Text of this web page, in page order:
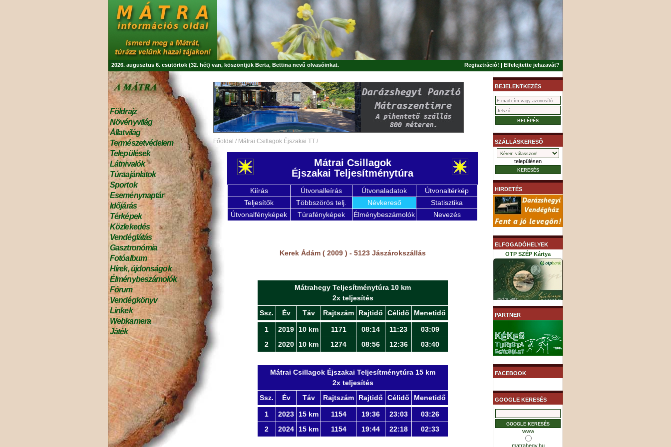
2026. augusztus 6. csütörtök (32. hét) van, köszöntjük Berta, Bettina nevű olvasóinkat. Regisztráció! | Elfelejtette jelszavát?
Földrajz
Növényvilág
Állatvilág
Természetvédelem
Települések
Látnivalók
Túraajánlatok
Sportok
Eseménynaptár
Időjárás
Térképek
Közlekedés
Vendéglátás
Gasztronómia
Fotóalbum
Hírek, újdonságok
Élménybeszámolók
Fórum
Vendégkönyv
Linkek
Webkamera
Játék
Főoldal / Mátrai Csillagok Éjszakai TT /
Mátrai Csillagok
Éjszakai Teljesítménytúra
Kiírás Útvonalleírás Útvonaladatok
Útvonaltérkép
Teljesítők
Többszörös telj. Névkereső
Statisztika
Útvonalfényképek
Túrafényképek Élménybeszámolók Nevezés
Kerek Ádám ( 2009 ) - 5123 Jászárokszállás
Mátrahegy Teljesítménytúra 10 km
2x teljesítés
Ssz.
Év Táv Rajtszám Rajtidő Célidő Menetidő
1 2019 10 km 1171 08:14 11:23
03:09
2
2020 10 km 1274 08:56 12:36 03:40
Mátrai Csillagok Éjszakai Teljesítménytúra 15 km
2x teljesítés
Ssz.
Év Táv Rajtszám Rajtidő Célidő Menetidő
1 2023 15 km 1154 19:36 23:03
03:26
2
2024 15 km 1154 19:44 22:18 02:33
BEJELENTKEZÉS
SZÁLLÁSKERESÕ
településen
HIRDETÉS
ELFOGADÓHELYEK
OTP SZÉP Kártya
K&H SZÉP Kártya
PARTNER
FACEBOOK
GOOGLE KERESÉS
www
matrahegy.hu